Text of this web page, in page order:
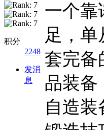
积分
2248
发消
息
一个靠
足，
套完备
品装备
自造